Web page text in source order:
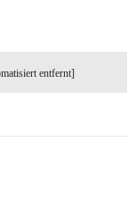
entfernt]